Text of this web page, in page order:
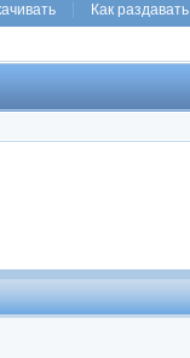
Как раздавать